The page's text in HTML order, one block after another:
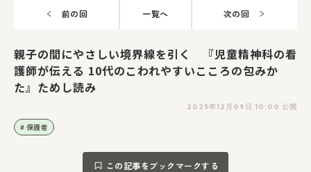
前の回 一覧へ 次の回
親子の間にやさしい境界線を引く 『児童精神科の看
護師が伝える 10代のこわれやすいこころの包みか
た』ためし読み
2025年12月09日 10:00 公開
保護者
この記事をブックマークする